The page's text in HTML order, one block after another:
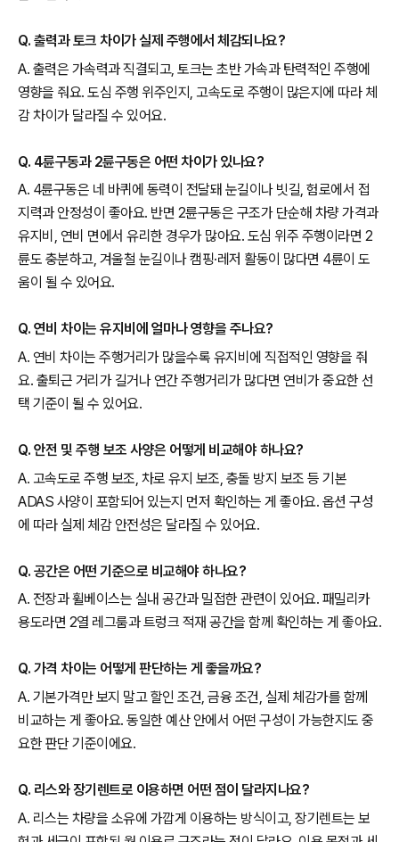
Q. 출력과 토크 차이가 실제 주행에서 체감되나요?
A. 출력은 가속력과 직결되고, 토크는 초반 가속과 탄력적인 주행에
영향을 줘요. 도심 주행 위주인지, 고속도로 주행이 많은지에 따라 체
감 차이가 달라질 수 있어요.
Q. 4륜구동과 2륜구동은 어떤 차이가 있나요?
A. 4륜구동은 네 바퀴에 동력이 전달돼 눈길이나 빗길, 험로에서 접
지력과 안정성이 좋아요. 반면 2륜구동은 구조가 단순해 차량 가격과
유지비, 연비 면에서 유리한 경우가 많아요. 도심 위주 주행이라면 2
륜도 충분하고, 겨울철 눈길이나 캠핑·레저 활동이 많다면 4륜이 도
움이 될 수 있어요.
Q. 연비 차이는 유지비에 얼마나 영향을 주나요?
A. 연비 차이는 주행거리가 많을수록 유지비에 직접적인 영향을 줘
요. 출퇴근 거리가 길거나 연간 주행거리가 많다면 연비가 중요한 선
택 기준이 될 수 있어요.
Q. 안전 및 주행 보조 사양은 어떻게 비교해야 하나요?
A. 고속도로 주행 보조, 차로 유지 보조, 충돌 방지 보조 등 기본
ADAS 사양이 포함되어 있는지 먼저 확인하는 게 좋아요. 옵션 구성
에 따라 실제 체감 안전성은 달라질 수 있어요.
Q. 공간은 어떤 기준으로 비교해야 하나요?
A. 전장과 휠베이스는 실내 공간과 밀접한 관련이 있어요. 패밀리카
용도라면 2열 레그룸과 트렁크 적재 공간을 함께 확인하는 게 좋아요.
Q. 가격 차이는 어떻게 판단하는 게 좋을까요?
A. 기본가격만 보지 말고 할인 조건, 금융 조건, 실제 체감가를 함께
비교하는 게 좋아요. 동일한 예산 안에서 어떤 구성이 가능한지도 중
요한 판단 기준이에요.
Q. 리스와 장기렌트로 이용하면 어떤 점이 달라지나요?
A. 리스는 차량을 소유에 가깝게 이용하는 방식이고, 장기렌트는 보